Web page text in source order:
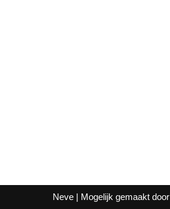
Neve| Mogelijk gemaakt door